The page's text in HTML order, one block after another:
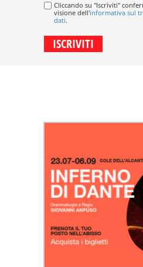
Cliccando su "Iscriviti"
visione dell'informativa sul
dati.